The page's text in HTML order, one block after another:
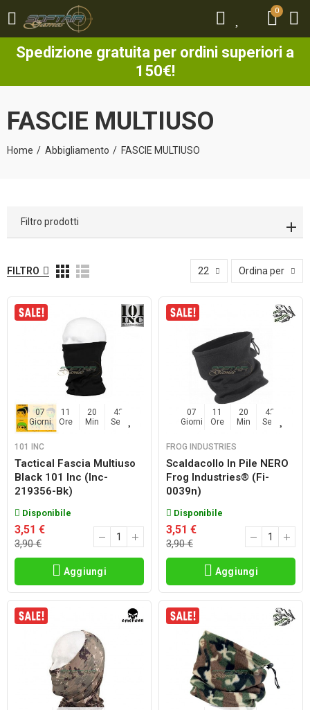
0
Spedizione gratuita per ordini superiori a
150€!
0
FASCIE MULTIUSO
Home Abbigliamento FASCIE MULTIUSO
Filtro prodotti
FILTRO 22 Ordina per
07
Giorni
11
Ore
20
Min
42
Sec
101 INC
Tactical Fascia Multiuso
Black 101 Inc (inc-
219356-Bk)
Disponibile
3,51 €
3,90 €
Aggiungi
07
Giorni
11
Ore
20
Min
42
Sec
FROG INDUSTRIES
Scaldacollo In Pile NERO
Frog Industries® (fi-
0039n)
Disponibile
3,51 €
3,90 €
Aggiungi